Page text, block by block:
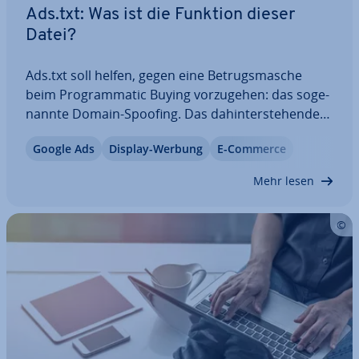
Ads.txt: Was ist die Funktion dieser
Datei?
Ads.txt soll helfen, gegen eine Be­trugs­ma­sche
beim Pro­gram­ma­tic Buying vor­zu­ge­hen: das so­ge­
nann­te Domain-Spoofing. Das da­hin­ter­ste­hen­de
haben dadurch wieder mehr Kontrolle, wer mit
Google Ads Display-Werbung E-Commerce
Mehr lesen